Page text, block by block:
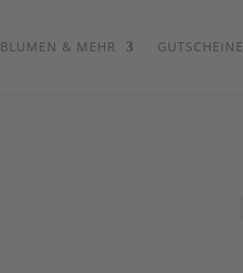
BLUMEN & MEHR GUTSCHEINE